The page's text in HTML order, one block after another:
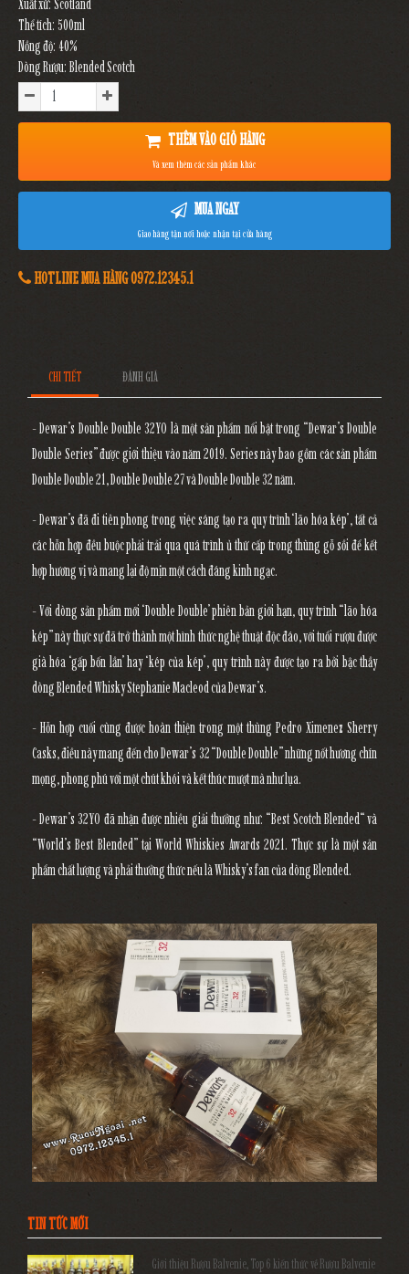
Xuất xứ: Scotland
Thể tích: 500ml
Nồng độ: 40%
Dòng Rượu: Blended Scotch
THÊM VÀO GIỎ HÀNG
Và xem thêm các sản phẩm khác
MUA NGAY
Giao hàng tận nơi hoặc nhận tại cửa hàng
HOTLINE MUA HÀNG 0972.12345.1
CHI TIẾT ĐÁNH GIÁ
- Dewar’s Double Double 32YO là một sản phẩm nổi bật trong “Dewar’s Double
Double Series” được giới thiệu vào năm 2019. Series này bao gồm các sản phẩm
Double Double 21, Double Double 27 và Double Double 32 năm.
- Dewar’s đã đi tiên phong trong việc sáng tạo ra quy trình ‘lão hóa kép’, tất cả
các hỗn hợp đều buộc phải trải qua quá trình ủ thứ cấp trong thùng gỗ sồi để kết
hợp hương vị và mang lại độ mịn một cách đáng kinh ngạc.
- Với dòng sản phẩm mới ‘Double Double’ phiên bản giới hạn, quy trình “lão hóa
kép” này thực sự đã trở thành một hình thức nghệ thuật độc đáo, với tuổi rượu được
già hóa ‘gấp bốn lần’ hay ‘kép của kép’, quy trình này được tạo ra bởi bậc thầy
dòng Blended Whisky Stephanie Macleod của Dewar’s.
- Hỗn hợp cuối cùng được hoàn thiện trong một thùng Pedro Ximenez Sherry
Casks, điều này mang đến cho Dewar’s 32 “Double Double” những nốt hương chín
mọng, phong phú với một chút khói và kết thúc mượt mà như lụa.
- Dewar’s 32YO đã nhận được nhiều giải thưởng như: “Best Scotch Blended“ và
“World’s Best Blended” tại World Whiskies Awards 2021. Thực sự là một sản
phẩm chất lượng và phải thưởng thức nếu là Whisky’s fan của dòng Blended.
TIN TỨC MỚI
Giới thiệu Rượu Balvenie, Top 6 kiến thức về Rượu Balvenie